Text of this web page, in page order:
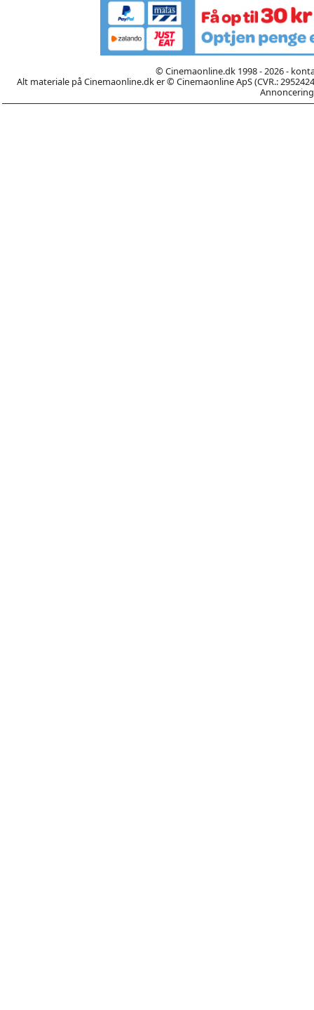
© Cinemaonline.dk 1998 - 2026 -
Alt materiale på Cinemaonline.dk er © Cinemaonline ApS (CVR.: